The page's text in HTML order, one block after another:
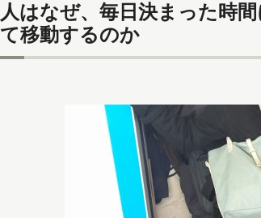
人はなぜ、毎日決まった時
て移動するのか